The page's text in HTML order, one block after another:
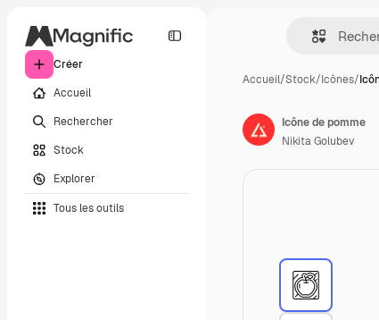
Créer
Accueil
Rechercher
Stock
Explorer
Tous les outils
Accueil/Stock/Icônes/
Icône de pomme
Nikita Golubev